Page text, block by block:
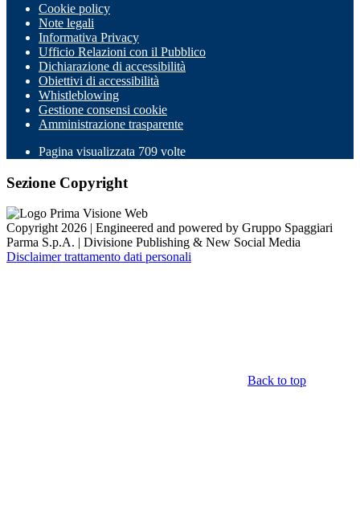
Cookie policy
Note legali
Informativa Privacy
Ufficio Relazioni con il Pubblico
Dichiarazione di accessibilità
Obiettivi di accessibilità
Whistleblowing
Gestione consensi cookie
Amministrazione trasparente
Pagina visualizzata 709 volte
Sezione Copyright
Copyright 2026 | Engineered and powered by Gruppo Spaggiari
Parma S.p.A. | Divisione Publishing & New Social Media
Disclaimer trattamento dati personali
Back to top